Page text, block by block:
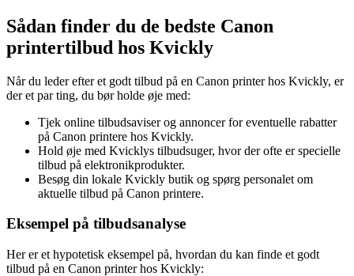
Sådan finder du de bedste Canon
printertilbud hos Kvickly
Når du leder efter et godt tilbud på en Canon printer hos Kvickly, er
der et par ting, du bør holde øje med:
Tjek online tilbudsaviser og annoncer for eventuelle rabatter
på Canon printere hos Kvickly.
Hold øje med Kvicklys tilbudsuger, hvor der ofte er specielle
tilbud på elektronikprodukter.
Besøg din lokale Kvickly butik og spørg personalet om
aktuelle tilbud på Canon printere.
Eksempel på tilbudsanalyse
Her er et hypotetisk eksempel på, hvordan du kan finde et godt
tilbud på en Canon printer hos Kvickly: